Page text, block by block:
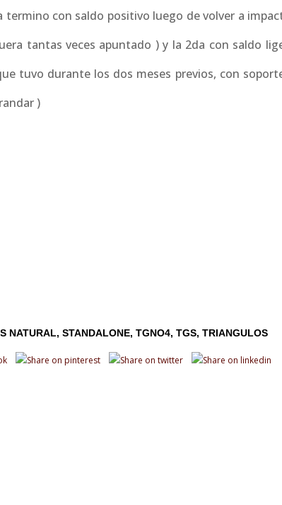
termino con saldo positivo luego de volver a
tantas veces apuntado ) y la 2da con saldo
tuvo durante los dos meses previos, con
)
NATURAL STANDALONE TGNO4 TGS TRIANGULOS